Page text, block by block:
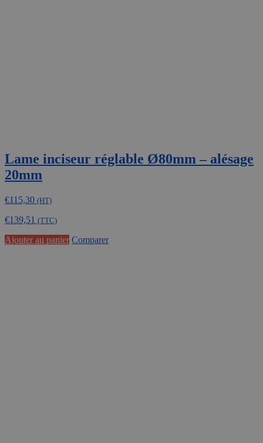
Lame inciseur réglable Ø80mm – alésage
20mm
€115,30 (HT)
€139,51 (TTC)
Ajouter au panier Comparer